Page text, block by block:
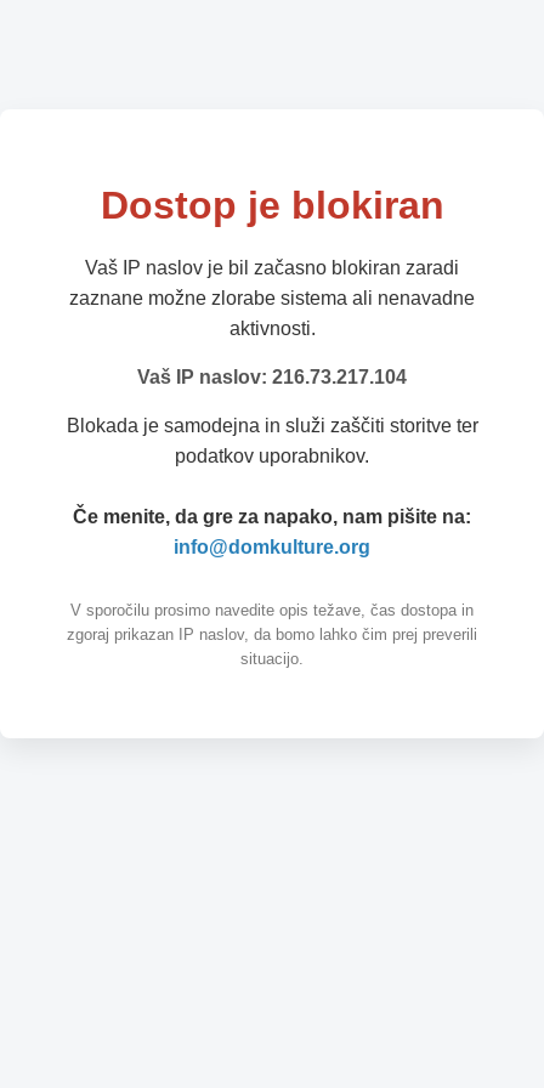
Dostop je blokiran
Vaš IP naslov je bil začasno blokiran zaradi
zaznane možne zlorabe sistema ali nenavadne
aktivnosti.
Vaš IP naslov: 216.73.217.104
Blokada je samodejna in služi zaščiti storitve ter
podatkov uporabnikov.
Če menite, da gre za napako, nam pišite na:
info@domkulture.org
V sporočilu prosimo navedite opis težave, čas dostopa in
zgoraj prikazan IP naslov, da bomo lahko čim prej preverili
situacijo.